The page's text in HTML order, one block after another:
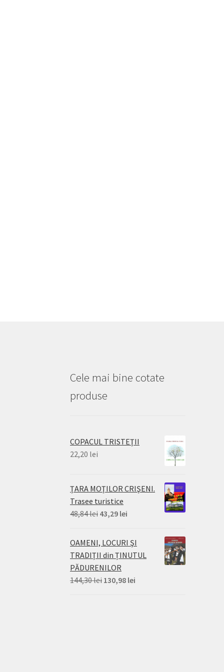
Cele mai bine cotate
produse
COPACUL TRISTEŢII
22,20 lei
ŢARA MOŢILOR CRIŞENI.
Trasee turistice
48,84lei Prețul
a
fost:
48,84 lei.
43,29 lei
este:
43,29 lei.
OAMENI, LOCURI ŞI
TRADIŢII din ȚINUTUL
PĂDURENILOR
144,30lei Prețul
130,98 lei